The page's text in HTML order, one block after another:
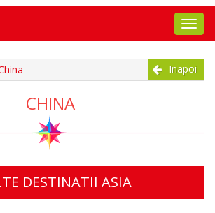
Inapoi
CHINA
DESTINATII ASIA